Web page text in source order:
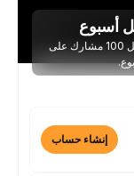
تقدّم في لوحة المتصدرين الأسبوعية! سيحصل أفضل 100 مشارك على
إنشاء حساب